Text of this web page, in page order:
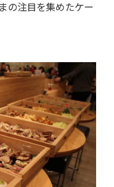
の注目を集めたケー